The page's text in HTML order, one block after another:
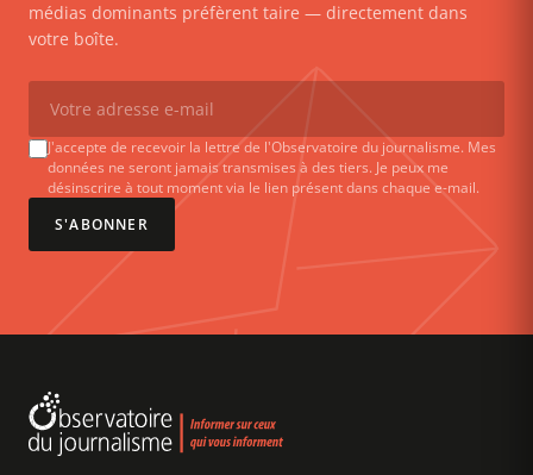
médias dominants préfèrent taire — directement dans
votre boîte.
J'accepte de recevoir la lettre de l'Observatoire du journalisme. Mes
données ne seront jamais transmises à des tiers. Je peux me
désinscrire à tout moment via le lien présent dans chaque e-mail.
S'ABONNER